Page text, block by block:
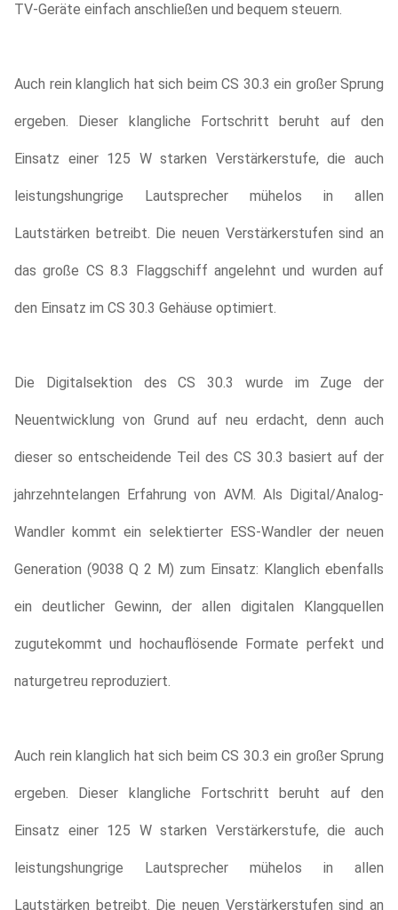
TV-Geräte einfach anschließen und bequem steuern.
Auch rein klanglich hat sich beim CS 30.3 ein großer Sprung
ergeben. Dieser klangliche Fortschritt beruht auf den
Einsatz einer 125 W starken Verstärkerstufe, die auch
leistungshungrige Lautsprecher mühelos in allen
Lautstärken betreibt. Die neuen Verstärkerstufen sind an
das große CS 8.3 Flaggschiff angelehnt und wurden auf
den Einsatz im CS 30.3 Gehäuse optimiert.
Die Digitalsektion des CS 30.3 wurde im Zuge der
Neuentwicklung von Grund auf neu erdacht, denn auch
dieser so entscheidende Teil des CS 30.3 basiert auf der
jahrzehntelangen Erfahrung von AVM. Als Digital/Analog-
Wandler kommt ein selektierter ESS-Wandler der neuen
Generation (9038 Q 2 M) zum Einsatz: Klanglich ebenfalls
ein deutlicher Gewinn, der allen digitalen Klangquellen
zugutekommt und hochauflösende Formate perfekt und
naturgetreu reproduziert.
Auch rein klanglich hat sich beim CS 30.3 ein großer Sprung
ergeben. Dieser klangliche Fortschritt beruht auf den
Einsatz einer 125 W starken Verstärkerstufe, die auch
leistungshungrige Lautsprecher mühelos in allen
Lautstärken betreibt. Die neuen Verstärkerstufen sind an